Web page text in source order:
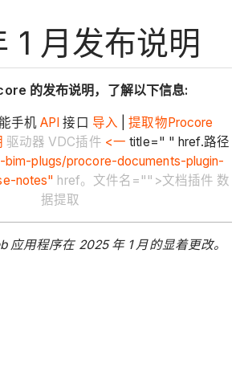
1 月发布说明
的发布说明，了解以下信息:
手机API 接口 导入 提取物Procore
驱动器 VDC插件 <一 title=" " href.路径
bim-plugs/procore-documents-plugin-
notes" href。文件名="">文档插件 数
据提取
应用程序在 2025 年 1 月的显着更改。